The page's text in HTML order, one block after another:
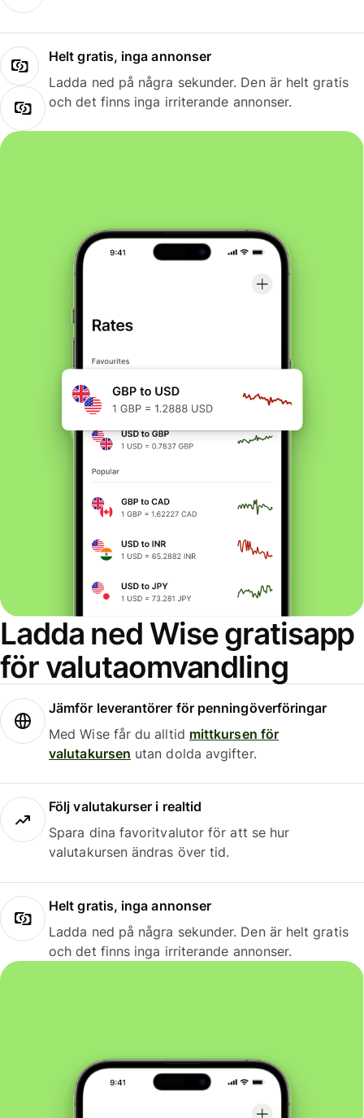
Helt gratis, inga annonser
Ladda ned på några sekunder. Den är helt gratis
och det finns inga irriterande annonser.
Ladda ned Wise gratisapp
för valutaomvandling
Jämför leverantörer för penningöverföringar
Med Wise får du alltid mittkursen för
valutakursen utan dolda avgifter.
Följ valutakurser i realtid
Spara dina favoritvalutor för att se hur
valutakursen ändras över tid.
Helt gratis, inga annonser
Ladda ned på några sekunder. Den är helt gratis
och det finns inga irriterande annonser.